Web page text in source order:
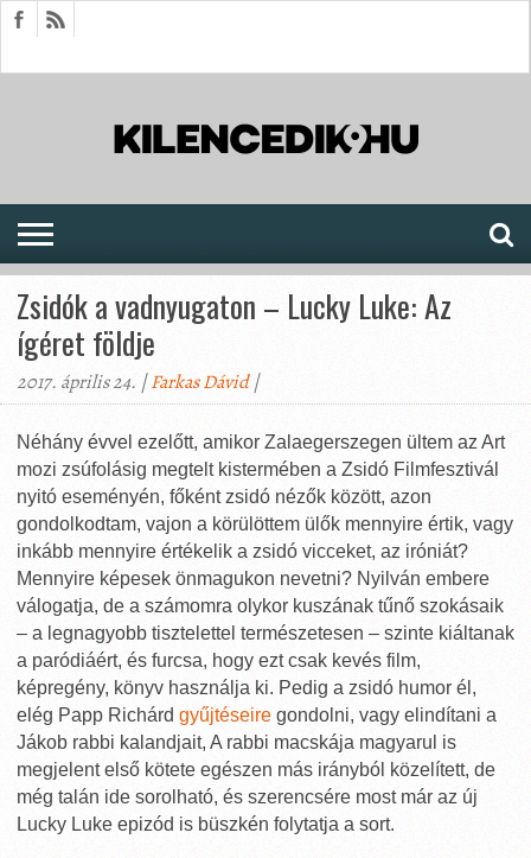
Zsidók a vadnyugaton – Lucky Luke: Az
ígéret földje
2017. április 24. |Farkas Dávid|
Néhány évvel ezelőtt, amikor Zalaegerszegen ültem az Art
mozi zsúfolásig megtelt kistermében a Zsidó Filmfesztivál
nyitó eseményén, főként zsidó nézők között, azon
gondolkodtam, vajon a körülöttem ülők mennyire értik, vagy
inkább mennyire értékelik a zsidó vicceket, az iróniát?
Mennyire képesek önmagukon nevetni? Nyilván embere
válogatja, de a számomra olykor kuszának tűnő szokásaik
– a legnagyobb tisztelettel természetesen – szinte kiáltanak
a paródiáért, és furcsa, hogy ezt csak kevés film,
képregény, könyv használja ki. Pedig a zsidó humor él,
elég Papp Richárd gyűjtéseire gondolni, vagy elindítani a
Jákob rabbi kalandjait, A rabbi macskája magyarul is
megjelent első kötete egészen más irányból közelített, de
még talán ide sorolható, és szerencsére most már az új
Lucky Luke epizód is büszkén folytatja a sort.